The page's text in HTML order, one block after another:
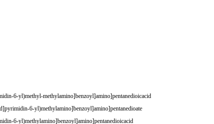
6-yl)methyl-methylamino]benzoyl]amino]pentanedioicacid
6-yl)methylamino]benzoyl]amino]pentanedioate
6-yl)methylamino]benzoyl]amino]pentanedioicacid